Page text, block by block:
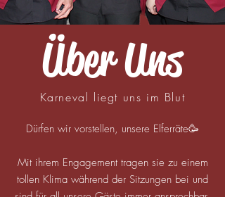
Über Uns
Karneval liegt uns im Blut
Dürfen wir vorstellen, unsere Elferräte🥳
Mit ihrem Engagement tragen sie zu einem
tollen Klima während der Sitzungen bei und